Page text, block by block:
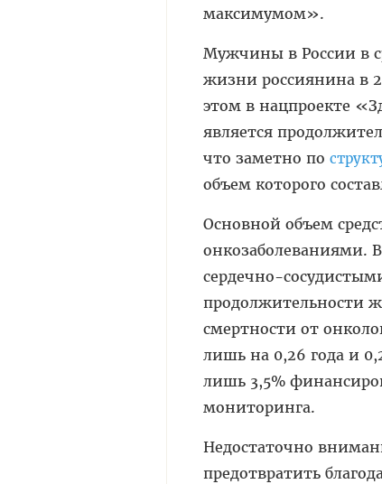
максимумом».
Мужчины в России в
жизни россиянина в
этом в нацпроекте
является
что заметно по
объем которого
Основной объем
онкозаболеваниями.
сердечно-
продолжительности
смертности от
лишь на 0,26 года и
лишь 3,5%
мониторинга.
Недостаточно
предотвратить